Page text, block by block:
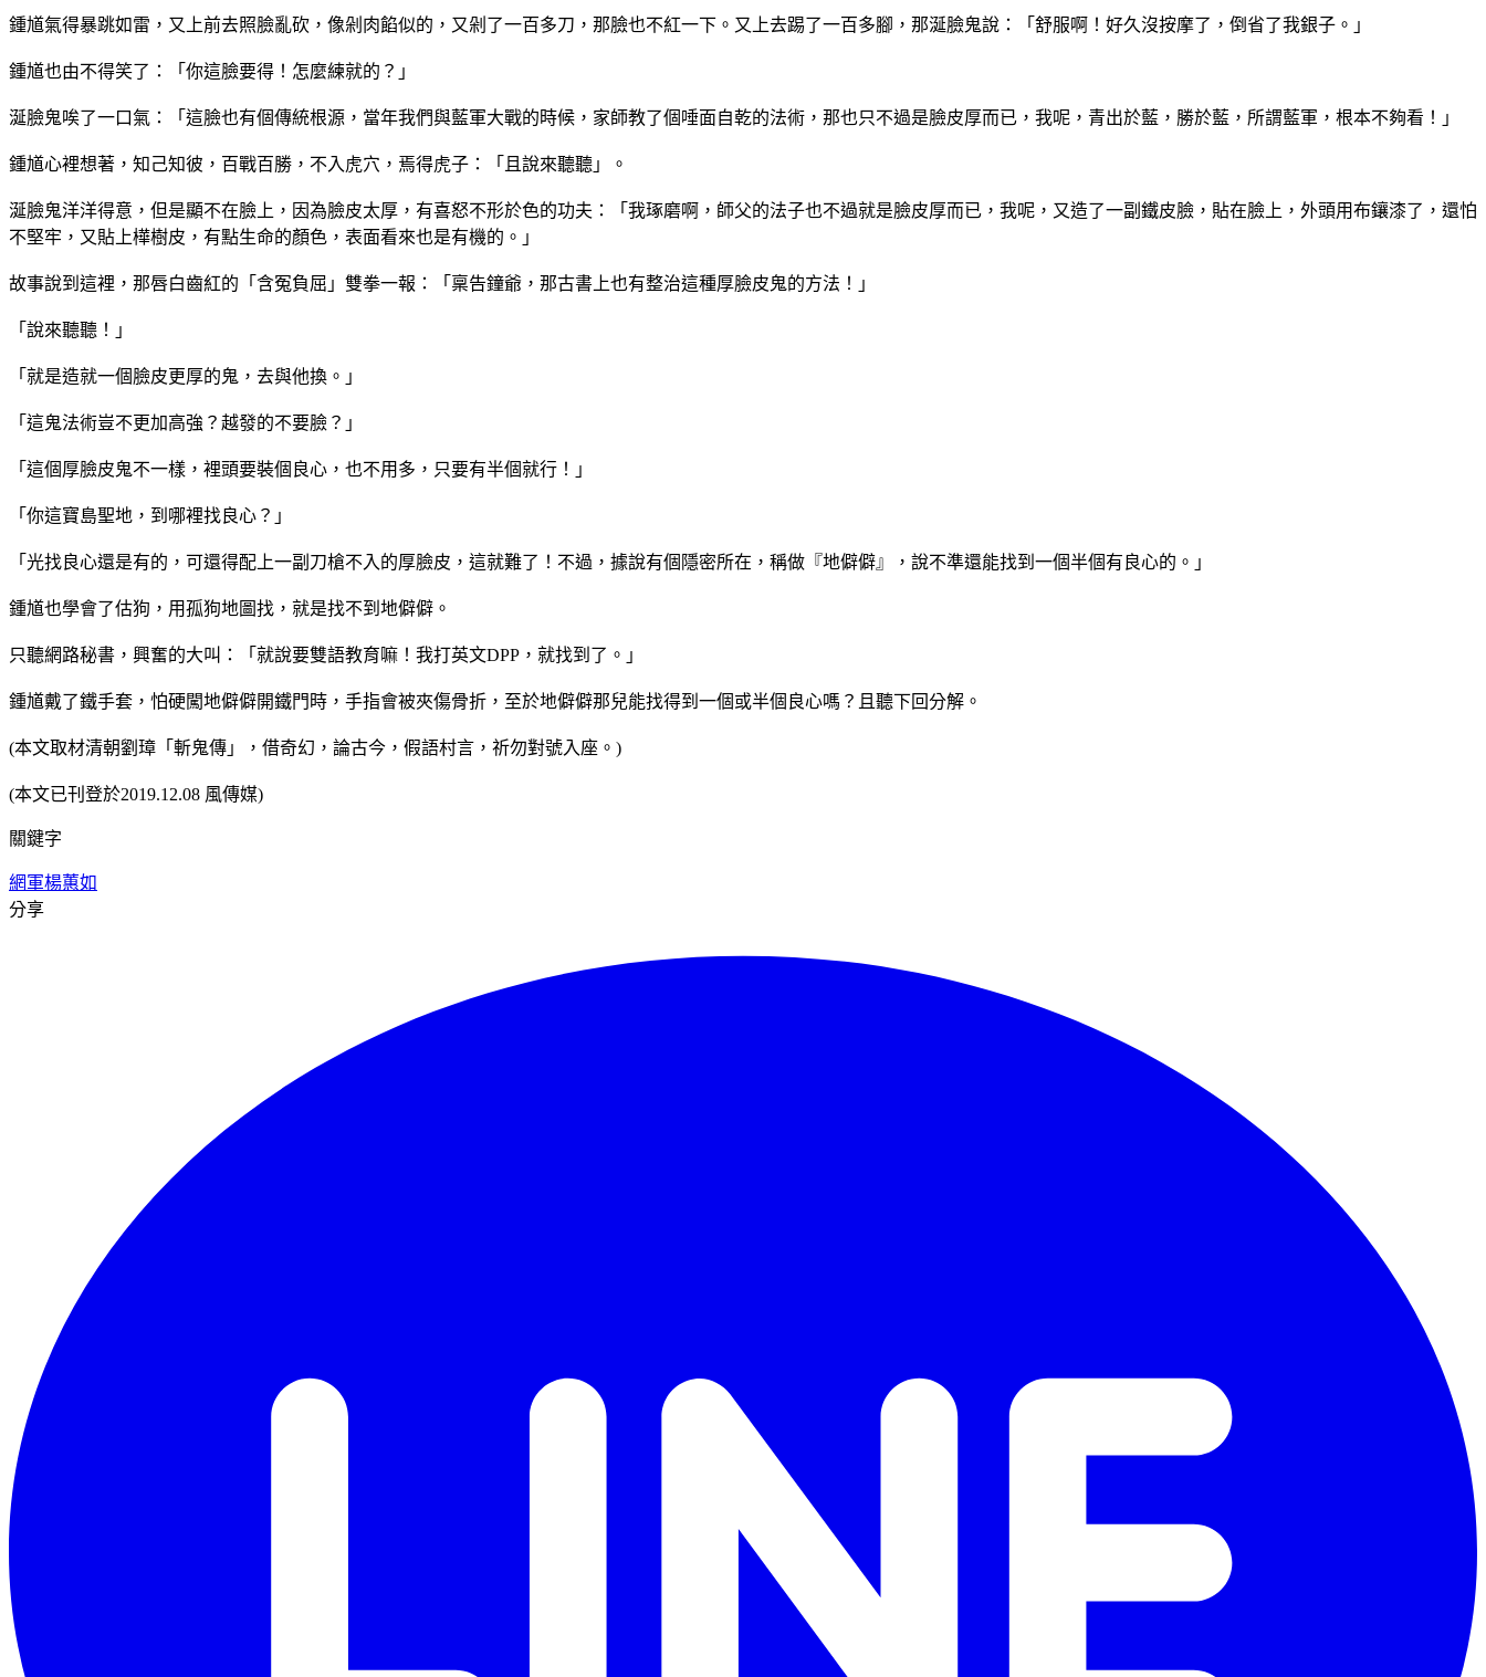
鍾馗氣得暴跳如雷，又上前去照臉亂砍，像剁肉餡似的，又剁了一百多刀，那臉也不紅一下。又上去踢了一百多腳，那涎臉鬼說：「舒服啊！好久沒按摩了，倒省了我銀子。」
鍾馗也由不得笑了：「你這臉要得！怎麼練就的？」
涎臉鬼唉了一口氣：「這臉也有個傳統根源，當年我們與藍軍大戰的時候，家師教了個唾面自乾的法術，那也只不過是臉皮厚而已，我呢，青出於藍，勝於藍，所謂藍軍，根本不夠看！」
鍾馗心裡想著，知己知彼，百戰百勝，不入虎穴，焉得虎子：「且說來聽聽」。
涎臉鬼洋洋得意，但是顯不在臉上，因為臉皮太厚，有喜怒不形於色的功夫：「我琢磨啊，師父的法子也不過就是臉皮厚而已，我呢，又造了一副鐵皮臉，貼在臉上，外頭用布鑲漆了，還怕
不堅牢，又貼上樺樹皮，有點生命的顏色，表面看來也是有機的。」
故事說到這裡，那唇白齒紅的「含冤負屈」雙拳一報：「稟告鐘爺，那古書上也有整治這種厚臉皮鬼的方法！」
「說來聽聽！」
「就是造就一個臉皮更厚的鬼，去與他換。」
「這鬼法術豈不更加高強？越發的不要臉？」
「這個厚臉皮鬼不一樣，裡頭要裝個良心，也不用多，只要有半個就行！」
「你這寶島聖地，到哪裡找良心？」
「光找良心還是有的，可還得配上一副刀槍不入的厚臉皮，這就難了！不過，據說有個隱密所在，稱做『地僻僻』，說不準還能找到一個半個有良心的。」
鍾馗也學會了估狗，用孤狗地圖找，就是找不到地僻僻。
只聽網路秘書，興奮的大叫：「就說要雙語教育嘛！我打英文DPP，就找到了。」
鍾馗戴了鐵手套，怕硬闖地僻僻開鐵門時，手指會被夾傷骨折，至於地僻僻那兒能找得到一個或半個良心嗎？且聽下回分解。
(本文取材清朝劉璋「斬鬼傳」，借奇幻，論古今，假語村言，祈勿對號入座。)
(本文已刊登於2019.12.08 風傳媒)
關鍵字
網軍楊蕙如
分享